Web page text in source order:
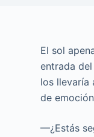
El sol
entrada
los llevaría
de
—¿Estás